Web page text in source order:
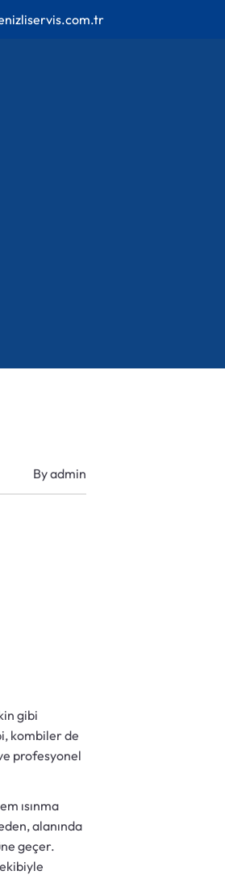
Byadmin
gibi
kombiler de
profesyonel
ısınma
alanında
geçer.